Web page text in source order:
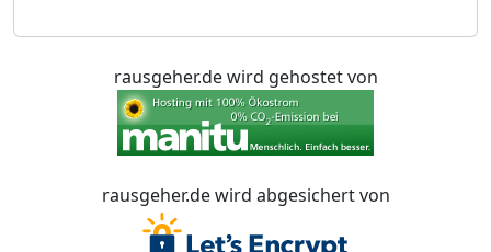
rausgeher.de wird gehostet von
rausgeher.de wird abgesichert von